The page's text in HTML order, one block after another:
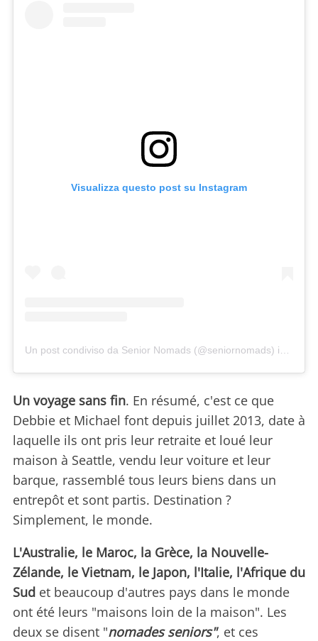
Visualizza questo post su Instagram
Un post condiviso da Senior Nomads (@seniornomads) in data:
Un voyage sans fin. En résumé, c'est ce que
Debbie et Michael font depuis juillet 2013, date à
laquelle ils ont pris leur retraite et loué leur
maison à Seattle, vendu leur voiture et leur
barque, rassemblé tous leurs biens dans un
entrepôt et sont partis. Destination ?
Simplement, le monde.
L'Australie, le Maroc, la Grèce, la Nouvelle-
Zélande, le Vietnam, le Japon, l'Italie, l'Afrique du
Sud et beaucoup d'autres pays dans le monde
ont été leurs "maisons loin de la maison". Les
deux se disent "nomades seniors", et ces